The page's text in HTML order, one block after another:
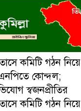
কমিটি গঠন নিয়ে
কোন্দল;
স্বজনপ্রীতির
কমিটি গঠন নিয়ে